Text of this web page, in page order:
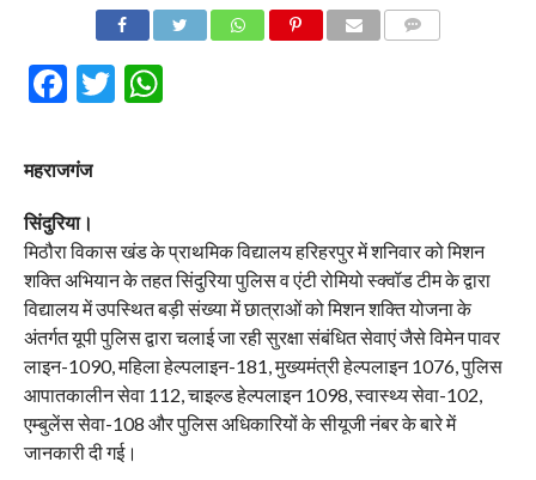
Facebook
Twitter
WhatsApp
महराजगंज
सिंदुरिया।
मिठौरा विकास खंड के प्राथमिक विद्यालय हरिहरपुर में शनिवार को मिशन
शक्ति अभियान के तहत सिंदुरिया पुलिस व एंटी रोमियो स्क्वॉड टीम के द्वारा
विद्यालय में उपस्थित बड़ी संख्या में छात्राओं को मिशन शक्ति योजना के
अंतर्गत यूपी पुलिस द्वारा चलाई जा रही सुरक्षा संबंधित सेवाएं जैसे विमेन पावर
लाइन-1090, महिला हेल्पलाइन-181, मुख्यमंत्री हेल्पलाइन 1076, पुलिस
आपातकालीन सेवा 112, चाइल्ड हेल्पलाइन 1098, स्वास्थ्य सेवा-102,
एम्बुलेंस सेवा-108 और पुलिस अधिकारियों के सीयूजी नंबर के बारे में
जानकारी दी गई।